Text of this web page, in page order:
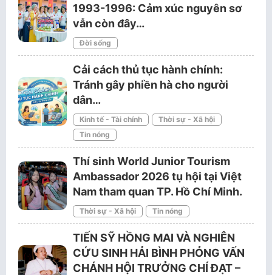
1993-1996: Cảm xúc nguyên sơ
vẫn còn đây…
Đời sống
Cải cách thủ tục hành chính:
Tránh gây phiền hà cho người
dân…
Kinh tế - Tài chính
Thời sự - Xã hội
Tin nóng
Thí sinh World Junior Tourism
Ambassador 2026 tụ hội tại Việt
Nam tham quan TP. Hồ Chí Minh.
Thời sự - Xã hội Tin nóng
TIẾN SỸ HỒNG MAI VÀ NGHIÊN
CỨU SINH HẢI BÌNH PHỎNG VẤN
CHÁNH HỘI TRƯỞNG CHÍ ĐẠT –